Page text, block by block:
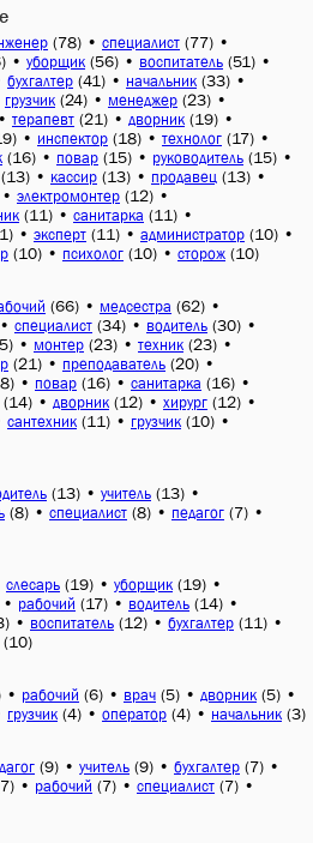
(78) • специалист (77) •
• уборщик (56) • воспитатель (51) •
бухгалтер (41) • начальник (33) •
грузчик (24) • менеджер (23) •
• терапевт (21) • дворник (19) •
• инспектор (18) • технолог (17) •
(16) • повар (15) • руководитель (15) •
(13) • кассир (13) • продавец (13) •
• электромонтер (12) •
(11) • санитарка (11) •
• эксперт (11) • администратор (10) •
(10) • психолог (10) • сторож (10)
(66) • медсестра (62) •
• специалист (34) • водитель (30) •
• монтер (23) • техник (23) •
(21) • преподаватель (20) •
• повар (16) • санитарка (16) •
(14) • дворник (12) • хирург (12) •
сантехник (11) • грузчик (10) •
(13) • учитель (13) •
(8) • специалист (8) • педагог (7) •
слесарь (19) • уборщик (19) •
• рабочий (17) • водитель (14) •
• воспитатель (12) • бухгалтер (11) •
(10)
• рабочий (6) • врач (5) • дворник (5) •
грузчик (4) • оператор (4) • начальник (3)
(9) • учитель (9) • бухгалтер (7) •
• рабочий (7) • специалист (7) •